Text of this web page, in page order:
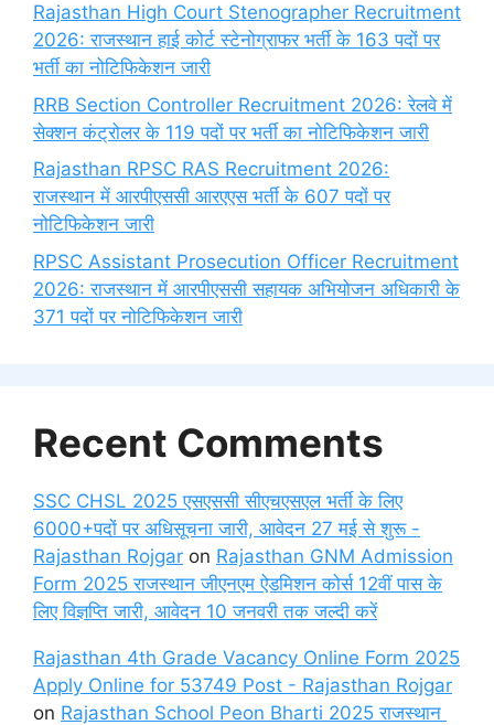
Rajasthan High Court Stenographer Recruitment
2026: राजस्थान हाई कोर्ट स्टेनोग्राफर भर्ती के 163 पदों पर
भर्ती का नोटिफिकेशन जारी
RRB Section Controller Recruitment 2026: रेलवे में
सेक्शन कंट्रोलर के 119 पदों पर भर्ती का नोटिफिकेशन जारी
Rajasthan RPSC RAS Recruitment 2026:
राजस्थान में आरपीएससी आरएएस भर्ती के 607 पदों पर
नोटिफिकेशन जारी
RPSC Assistant Prosecution Officer Recruitment
2026: राजस्थान में आरपीएससी सहायक अभियोजन अधिकारी के
371 पदों पर नोटिफिकेशन जारी
Recent Comments
SSC CHSL 2025 एसएससी सीएचएसएल भर्ती के लिए
6000+पदों पर अधिसूचना जारी, आवेदन 27 मई से शुरू -
Rajasthan Rojgar on Rajasthan GNM Admission
Form 2025 राजस्थान जीएनएम ऐडमिशन कोर्स 12वीं पास के
लिए विज्ञप्ति जारी, आवेदन 10 जनवरी तक जल्दी करें
Rajasthan 4th Grade Vacancy Online Form 2025
Apply Online for 53749 Post - Rajasthan Rojgar
on Rajasthan School Peon Bharti 2025 राजस्थान